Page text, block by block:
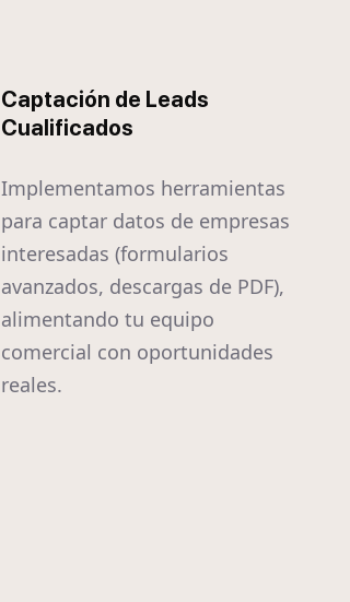
Captación de Leads
Cualificados
Implementamos herramientas
para captar datos de empresas
interesadas (formularios
avanzados, descargas de PDF),
alimentando tu equipo
comercial con oportunidades
reales.